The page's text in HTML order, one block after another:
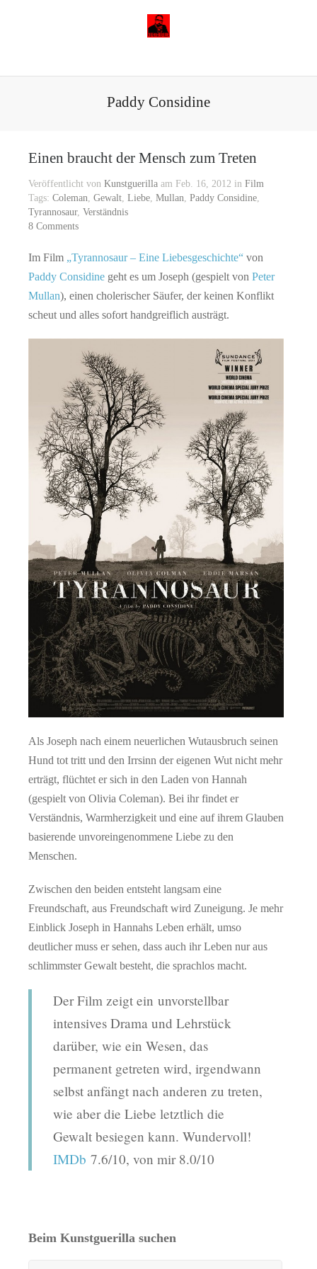
Paddy Considine
Einen braucht der Mensch zum Treten
Veröffentlicht von Kunstguerillaam Feb. 16, 2012 in Film
Tags: Coleman Gewalt, Liebe, Mullan Paddy Considine,
Tyrannosaur, Verständnis
8 Comments
Im Film „Tyrannosaur – Eine Liebesgeschichte“von
Paddy Considinegeht es um Joseph (gespielt von Peter
Mullan), einen cholerischer Säufer, der keinen Konflikt
scheut und alles sofort handgreiflich austrägt.
Als Joseph nach einem neuerlichen Wutausbruch seinen
Hund tot tritt und den Irrsinn der eigenen Wut nicht mehr
erträgt, flüchtet er sich in den Laden von Hannah
(gespielt von Olivia Coleman). Bei ihr findet er
Verständnis, Warmherzigkeit und eine auf ihrem Glauben
basierende unvoreingenommene Liebe zu den
Menschen.
Zwischen den beiden entsteht langsam eine
Freundschaft, aus Freundschaft wird Zuneigung. Je mehr
Einblick Joseph in Hannahs Leben erhält, umso
deutlicher muss er sehen, dass auch ihr Leben nur aus
schlimmster Gewalt besteht, die sprachlos macht.
Der Film zeigt ein unvorstellbar
intensives Drama und Lehrstück
darüber, wie ein Wesen, das
permanent getreten wird, irgendwann
selbst anfängt nach anderen zu treten,
wie aber die Liebe letztlich die
Gewalt besiegen kann. Wundervoll!
IMDb 7.6/10, von mir 8.0/10
Beim Kunstguerilla suchen